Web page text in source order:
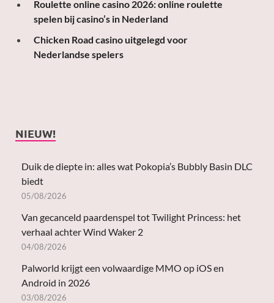
Roulette online casino 2026: online roulette
spelen bij casino’s in Nederland
Chicken Road casino uitgelegd voor
Nederlandse spelers
NIEUW!
Duik de diepte in: alles wat Pokopia’s Bubbly Basin DLC
biedt
05/08/2026
Van gecanceld paardenspel tot Twilight Princess: het
verhaal achter Wind Waker 2
04/08/2026
Palworld krijgt een volwaardige MMO op iOS en
Android in 2026
03/08/2026